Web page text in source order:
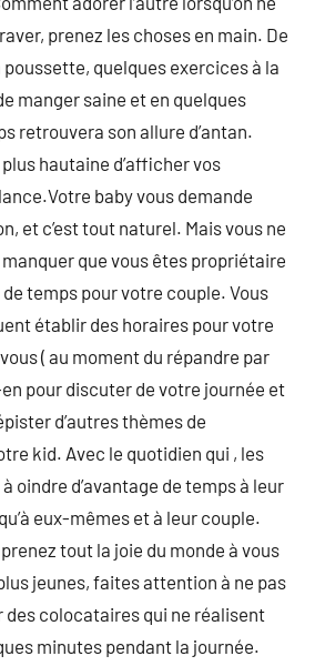
prenez les choses en main. De
quelques exercices à la
manger saine et en quelques
retrouvera son allure d’antan.
plus hautaine d’afficher vos
baby vous demande
et c’est tout naturel. Mais vous ne
que vous êtes propriétaire
de temps pour votre couple. Vous
établir des horaires pour votre
( au moment du répandre par
pour discuter de votre journée et
d’autres thèmes de
kid. Avec le quotidien qui , les
oindre d’avantage de temps à leur
eux-mêmes et à leur couple.
tout la joie du monde à vous
jeunes, faites attention à ne pas
colocataires qui ne réalisent
minutes pendant la journée.